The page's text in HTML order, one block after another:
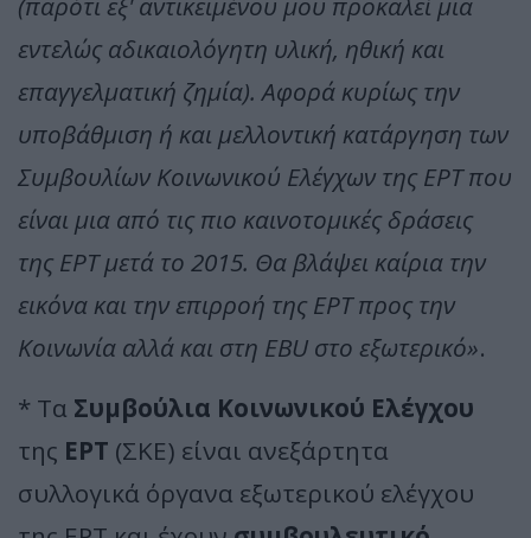
εντελώς αδικαιολόγητη υλική, ηθική και
επαγγελματική ζημία). Αφορά κυρίως την
υποβάθμιση ή και μελλοντική κατάργηση των
Συμβουλίων Κοινωνικού Ελέγχων της ΕΡΤ που
είναι μια από τις πιο καινοτομικές δράσεις
της ΕΡΤ μετά το 2015. Θα βλάψει καίρια την
εικόνα και την επιρροή της ΕΡΤ προς την
Κοινωνία αλλά και στη EBU στο εξωτερικό».
* Τα Συμβούλια Κοινωνικού Ελέγχου
της ΕΡΤ (ΣΚΕ) είναι ανεξάρτητα
συλλογικά όργανα εξωτερικού ελέγχου